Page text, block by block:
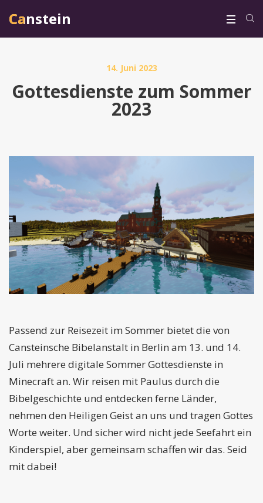
Canstein
Canstein
14. Juni 2023
Gottesdienste zum Sommer
2023
Passend zur Reisezeit im Sommer bietet die von
Cansteinsche Bibelanstalt in Berlin am 13. und 14.
Juli mehrere digitale Sommer Gottesdienste in
Minecraft an. Wir reisen mit Paulus durch die
Bibelgeschichte und entdecken ferne Länder,
nehmen den Heiligen Geist an uns und tragen Gottes
Worte weiter. Und sicher wird nicht jede Seefahrt ein
Kinderspiel, aber gemeinsam schaffen wir das. Seid
mit dabei!